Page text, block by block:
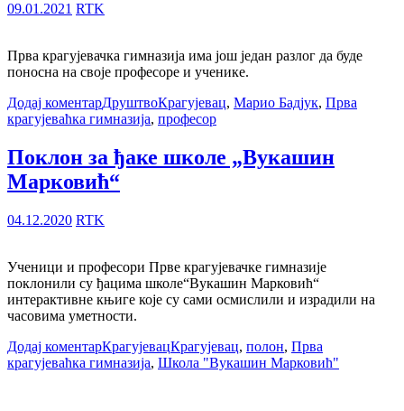
09.01.2021 RTK
Прва крагујевачка гимназија има још један разлог да буде
поносна на своје професоре и ученике.
Додај коментарДруштвоКрагујевац, Марио Бадјук, Прва
крагујеваћка гимназија, професор
Поклон за ђаке школе „Вукашин
Марковић“
04.12.2020 RTK
Ученици и професори Прве крагујевачке гимназије
поклонили су ђацима школе“Вукашин Марковић“
интерактивне књиге које су сами осмислили и израдили на
часовима уметности.
Додај коментарКрагујевацКрагујевац, полон, Прва
крагујеваћка гимназија, Школа "Вукашин Марковић"